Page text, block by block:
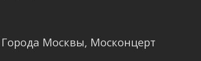
Москвы, Москонцерт